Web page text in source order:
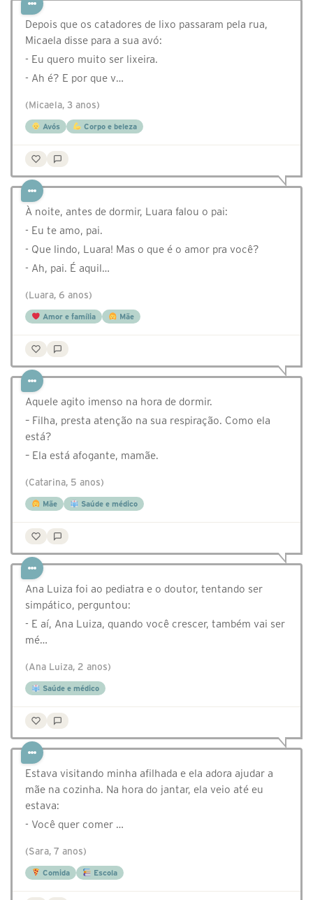
Depois que os catadores de lixo passaram pela rua,
Micaela disse para a sua avó:
- Eu quero muito ser lixeira.
- Ah é? E por que v…
(Micaela, 3 anos)
Avós Corpo e beleza
À noite, antes de dormir, Luara falou o pai:
- Eu te amo, pai.
- Que lindo, Luara! Mas o que é o amor pra você?
- Ah, pai. É aquil…
(Luara, 6 anos)
Amor e família Mãe
Aquele agito imenso na hora de dormir.
– Filha, presta atenção na sua respiração. Como ela
está?
– Ela está afogante, mamãe.
(Catarina, 5 anos)
Mãe Saúde e médico
Ana Luiza foi ao pediatra e o doutor, tentando ser
simpático, perguntou:
- E aí, Ana Luiza, quando você crescer, também vai ser
mé…
(Ana Luiza, 2 anos)
Saúde e médico
Estava visitando minha afilhada e ela adora ajudar a
mãe na cozinha. Na hora do jantar, ela veio até eu
estava:
- Você quer comer …
(Sara, 7 anos)
Comida Escola